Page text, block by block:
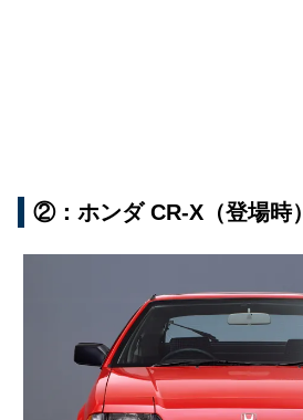
②：ホンダ CR-X（登場時）